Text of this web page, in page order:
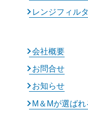
レンジフィル
会社概要
お問合せ
お知らせ
M＆Mが選ば